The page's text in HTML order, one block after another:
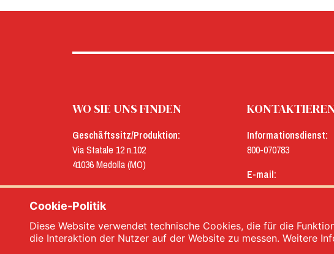
WO SIE UNS FINDEN
Geschäftssitz/Produktion:
Via Statale 12 n.102
41036 Medolla (MO)
Verwaltung:
Via Concordia n.25
Informationsdienst:
800-070783
E-mail:
menu@menu.it
Cookie-Politik
Diese Website verwendet technische Cookies, die für die
die Interaktion der Nutzer auf der Website zu messen. Weitere